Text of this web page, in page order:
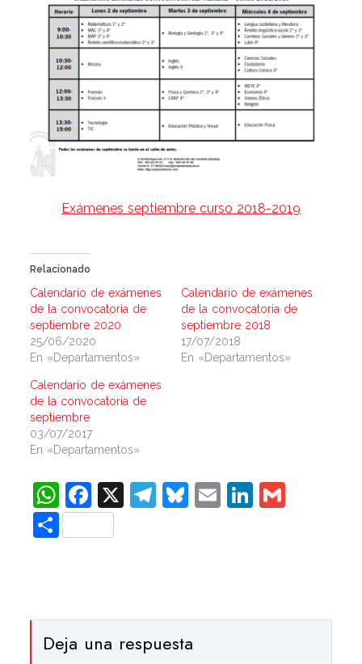
Exámenes septiembre curso 2018-2019
Relacionado
Calendario de exámenes
de la convocatoria de
septiembre 2020
25/06/2020
En «Departamentos»
Calendario de exámenes
de la convocatoria de
septiembre 2018
17/07/2018
En «Departamentos»
Calendario de exámenes
de la convocatoria de
septiembre
03/07/2017
En «Departamentos»
WhatsApp
Facebook
X Telegram
Bluesky
EmailLinkedIn
Compartir
Deja una respuesta